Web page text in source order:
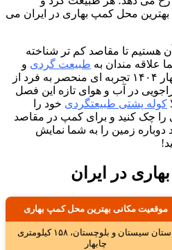
محل کمپ بهاری در ایران می
هستیم تا مقاصد کم تر شناخته
علاقه مندان به طبیعت گردی و
از
در آب و هوای تازه این فصل
کوله پشتی طبیعتگردی خود را
را چک کنید و برای کمپ در مقاصد
زمین را به شما نمایش
در ایران
موقعیت مکانی بهترین محل کمپ بهاری
استان سیستان و بلوچستان، ۱۵۸ کیلومتری
چابهار